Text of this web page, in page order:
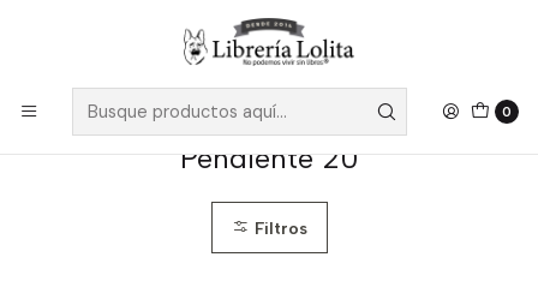
0
Despacho a todo Chile
Pendiente 20
Filtros